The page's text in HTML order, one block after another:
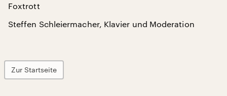
Foxtrott
Steffen Schleiermacher, Klavier und Moderation
Zur Startseite